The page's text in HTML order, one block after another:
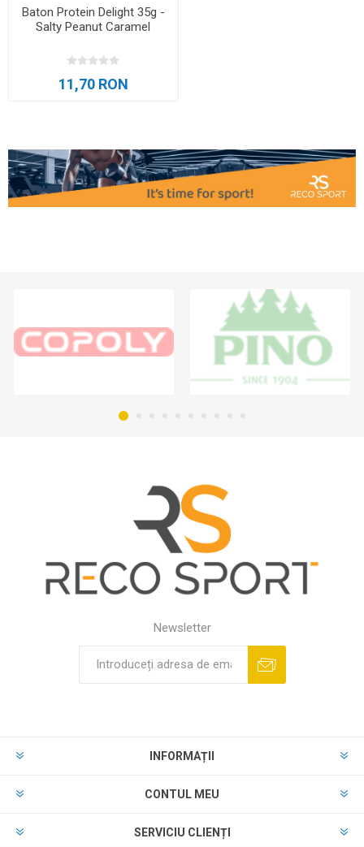
Baton Protein Delight 35g -
Salty Peanut Caramel
11,70 RON
Newsletter
INFORMAȚII
CONTUL MEU
SERVICIU CLIENȚI